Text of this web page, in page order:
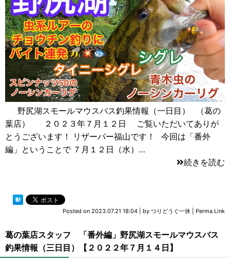
野尻湖スモールマウスバス釣果情報（一日目） （葛の
葉店） ２０２３年７月１２日 ご覧いただいてありが
とうございます！ リザーバー福山です！ 今回は「番外
編」ということで ７月１２日（水）…
続きを読む
Posted on 2023.07.21 18:04 by つりどうぐ一休 Perma Link
葛の葉店スタッフ 「番外編」野尻湖スモールマウスバス
釣果情報（三日目）【２０２２年７月１４日】